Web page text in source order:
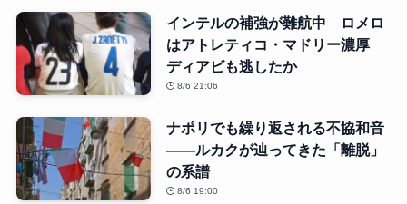
インテルの補強が難航中 ロメロ
はアトレティコ・マドリー濃厚
ディアビも逃したか
8/6 21:06
ナポリでも繰り返される不協和音
――ルカクが辿ってきた「離脱」
の系譜
8/6 19:00